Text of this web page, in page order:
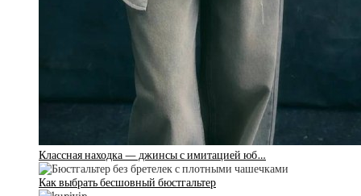
Классная находка — джинсы с имитацией юб…
Как выбрать бесшовный бюстгальтер